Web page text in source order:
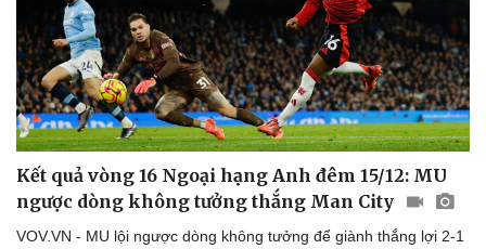
Kết quả vòng 16 Ngoại hạng Anh đêm 15/12: MU
ngược dòng không tưởng thắng Man City
VOV.VN - MU lội ngược dòng không tưởng để giành thắng lợi 2-1